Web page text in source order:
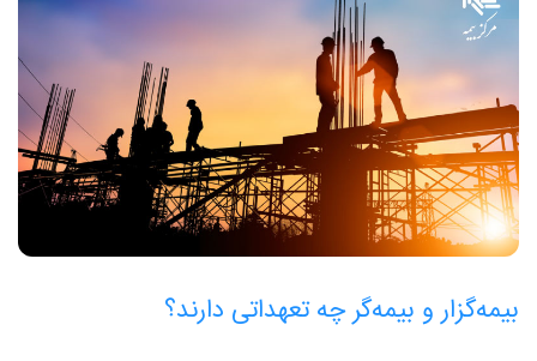
بیمه‌گزار و بیمه‌گر چه تعهداتی دارند؟